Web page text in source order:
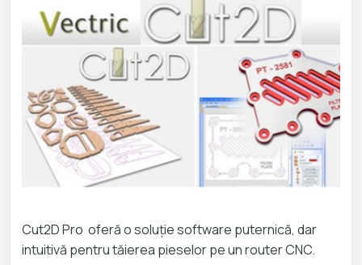
Cut2D Pro oferă o soluție software puternică, dar
intuitivă pentru tăierea pieselor pe un router CNC.